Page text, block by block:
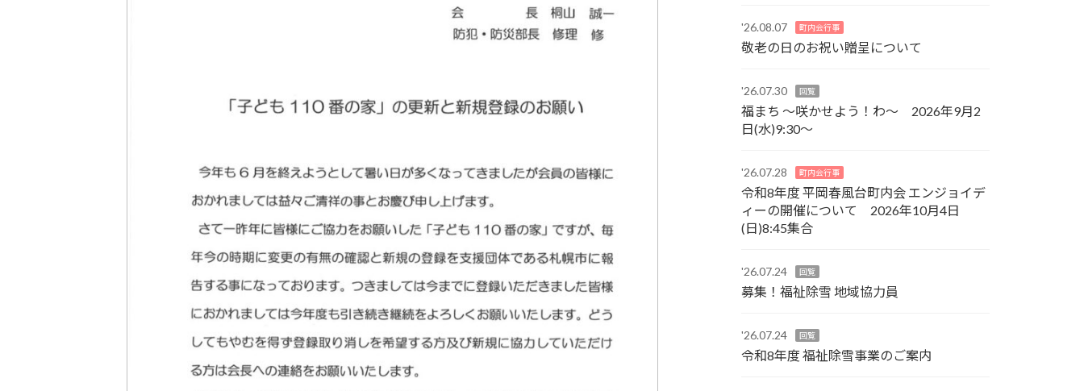
'26.08.07 町内会行事
敬老の日のお祝い贈呈について
'26.07.30 回覧
福まち ～咲かせよう！わ～ 2026年9月2
日(水)9:30～
'26.07.28 町内会行事
令和8年度 平岡春風台町内会 エンジョイデ
ィーの開催について 2026年10月4日
(日)8:45集合
'26.07.24 回覧
募集！福祉除雪 地域協力員
'26.07.24 回覧
令和8年度 福祉除雪事業のご案内